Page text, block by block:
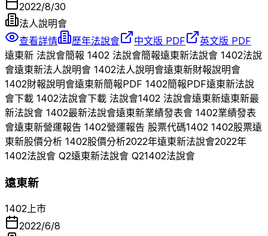
2022/8/30
法人說明會
查看詳情
歷年法說會 中文版 PDF
英文版 PDF
遠東新 法說會簡報 1402 法說會簡報遠東新法說會 1402法說
會遠東新法人說明會 1402法人說明會遠東新財報說明會
1402財報說明會遠東新簡報PDF 1402簡報PDF遠東新法說
會下載 1402法說會下載 法說會1402 法說會遠東新遠東新最
新法說會 1402最新法說會遠東新業績發表會 1402業績發表
會遠東新營運報告 1402營運報告 股票代碼1402 1402股票遠
東新股價分析 1402股價分析2022年遠東新法說會2022年
1402法說會 Q2遠東新法說會 Q21402法說會
遠東新
1402上市
2022/6/8